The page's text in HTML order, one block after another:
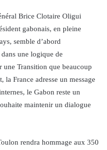
Brice Clotaire Oligui
gabonais, en pleine
semble d’abord
une logique de
une Transition que beaucoup
France adresse un message
le Gabon reste un
maintenir un dialogue
rendra hommage aux 350